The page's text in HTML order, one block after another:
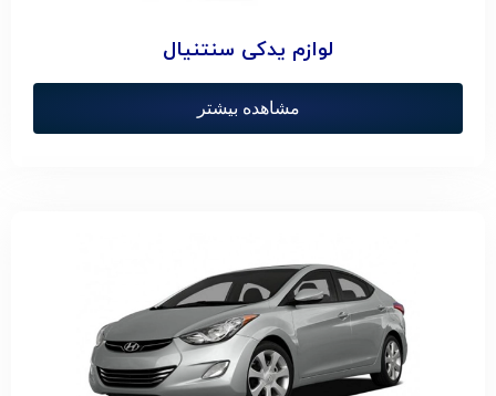
لوازم یدکی سنتنیال
مشاهده بیشتر